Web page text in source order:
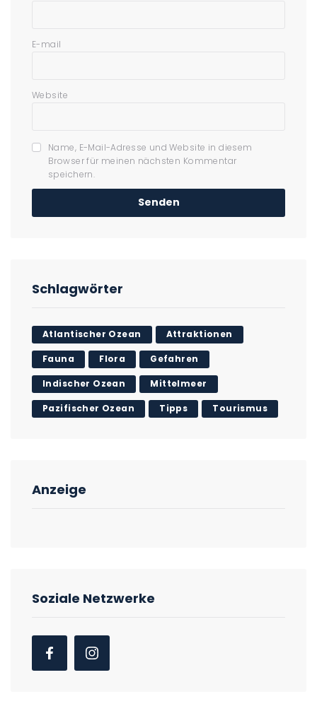
E-mail
Website
Name, E-Mail-Adresse und Website in diesem
Browser für meinen nächsten Kommentar
speichern.
Schlagwörter
Atlantischer Ozean Attraktionen
Fauna Flora Gefahren
Indischer Ozean Mittelmeer
Pazifischer Ozean Tipps Tourismus
Anzeige
Soziale Netzwerke